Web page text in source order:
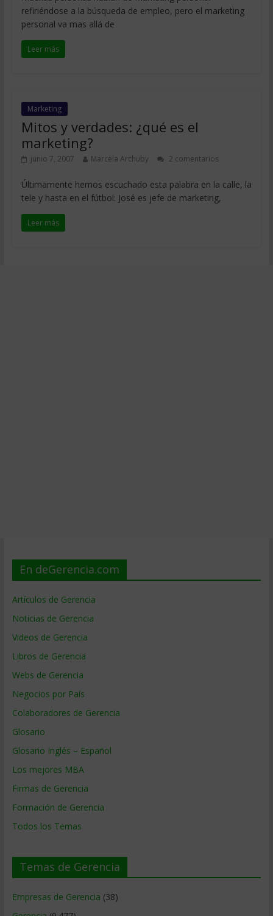
refiriéndose a la búsqueda de empleo, pero el marketing
personal va mas allá de
Leer más
Marketing
Mitos y verdades: ¿qué es el
marketing?
junio 7, 2007 Marcela Archuby 2 comentarios
Últimamente hemos escuchado esta palabra en la calle, la
tele y hasta en el fútbol: José es jefe de marketing,
Leer más
En deGerencia.com
Artículos de Gerencia
Noticias de Gerencia
Videos de Gerencia
Libros de Gerencia
Webs de Gerencia
Negocios por País
Colaboradores de Gerencia
Glosario
Glosario Inglés – Español
Los mejores MBA
Firmas de Gerencia
Formación de Gerencia
Todos los Temas
Temas de Gerencia
Empresas de Gerencia (38)